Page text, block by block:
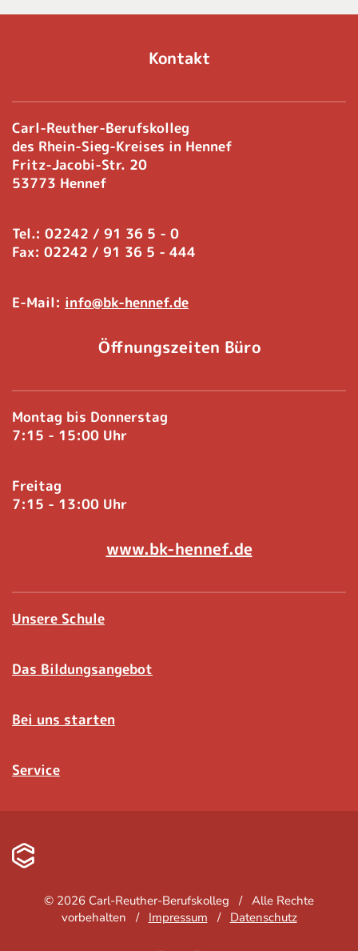
Kontakt
Carl-Reuther-Berufskolleg
des Rhein-Sieg-Kreises in Hennef
Fritz-Jacobi-Str. 20
53773 Hennef
Tel.: 02242 / 91 36 5 - 0
Fax: 02242 / 91 36 5 - 444
E-Mail: info@bk-hennef.de
Öffnungszeiten Büro
Montag bis Donnerstag
7:15 - 15:00 Uhr
Freitag
7:15 - 13:00 Uhr
www.bk-hennef.de
Unsere Schule
Das Bildungsangebot
Bei uns starten
Service
© 2026 Carl-Reuther-Berufskolleg / Alle Rechte
vorbehalten / Impressum / Datenschutz